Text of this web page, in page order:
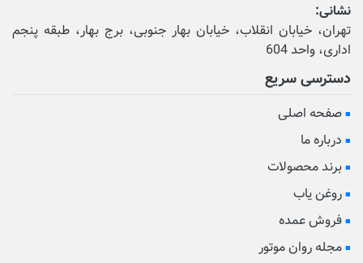
نشانی:
تهران، خیابان انقلاب، خیابان بهار جنوبی، برج بهار، طبقه پنجم
اداری، واحد 604
دسترسی سریع
صفحه اصلی
درباره ما
برند محصولات
روغن یاب
فروش عمده
مجله روان موتور